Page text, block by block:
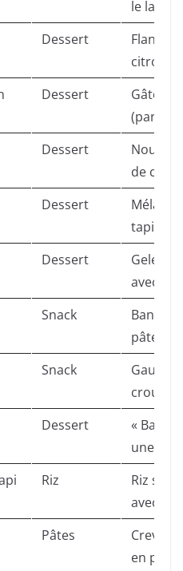
le lait
Dessert
Flan
Dessert
Gâteau
Dessert
de coco
Dessert
tapioca
Dessert
Gelée
avec
Snack
pâte au
Snack
Dessert
« Barbe
une
Riz
Riz
avec
Pâtes
en pot